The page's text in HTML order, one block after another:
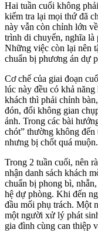
Hai tuần cuối không
kiểm tra lại mọi thứ đã
này vẫn còn chỉnh lớn
trình di chuyển, nghĩa là
Những việc còn lại nên
chuẩn bị phương án dự
Cơ chế của giai đoạn
lúc này đều có khả
khách thì phải chỉnh
đón, đổi không gian
ảnh. Trong các bài
chót” thường không
nhưng bị chốt quá muộn.
Trong 2 tuần cuối, nên
nhận danh sách khách
chuẩn bị phong bì,
hệ dự phòng. Khi đến
đầu mối phụ trách. Một
một người xử lý phát
gia đình cùng can thiệp